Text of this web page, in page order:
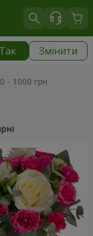
Так Змінити
- 1000 грн